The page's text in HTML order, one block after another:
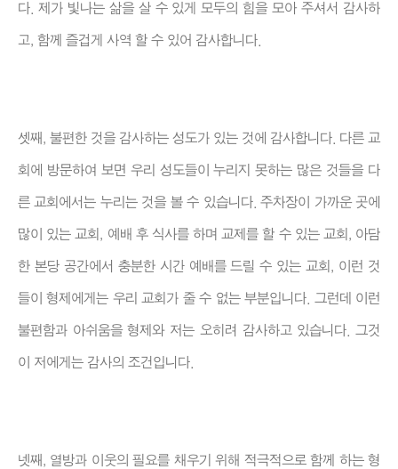
다. 제가 빛나는 삶을 살 수 있게 모두의 힘을 모아 주셔서 감사하
고, 함께 즐겁게 사역 할 수 있어 감사합니다.
셋째, 불편한 것을 감사하는 성도가 있는 것에 감사합니다. 다른 교
회에 방문하여 보면 우리 성도들이 누리지 못하는 많은 것들을 다
른 교회에서는 누리는 것을 볼 수 있습니다. 주차장이 가까운 곳에
많이 있는 교회, 예배 후 식사를 하며 교제를 할 수 있는 교회, 아담
한 본당 공간에서 충분한 시간 예배를 드릴 수 있는 교회, 이런 것
들이 형제에게는 우리 교회가 줄 수 없는 부분입니다. 그런데 이런
불편함과 아쉬움을 형제와 저는 오히려 감사하고 있습니다. 그것
이 저에게는 감사의 조건입니다.
넷째, 열방과 이웃의 필요를 채우기 위해 적극적으로 함께 하는 형